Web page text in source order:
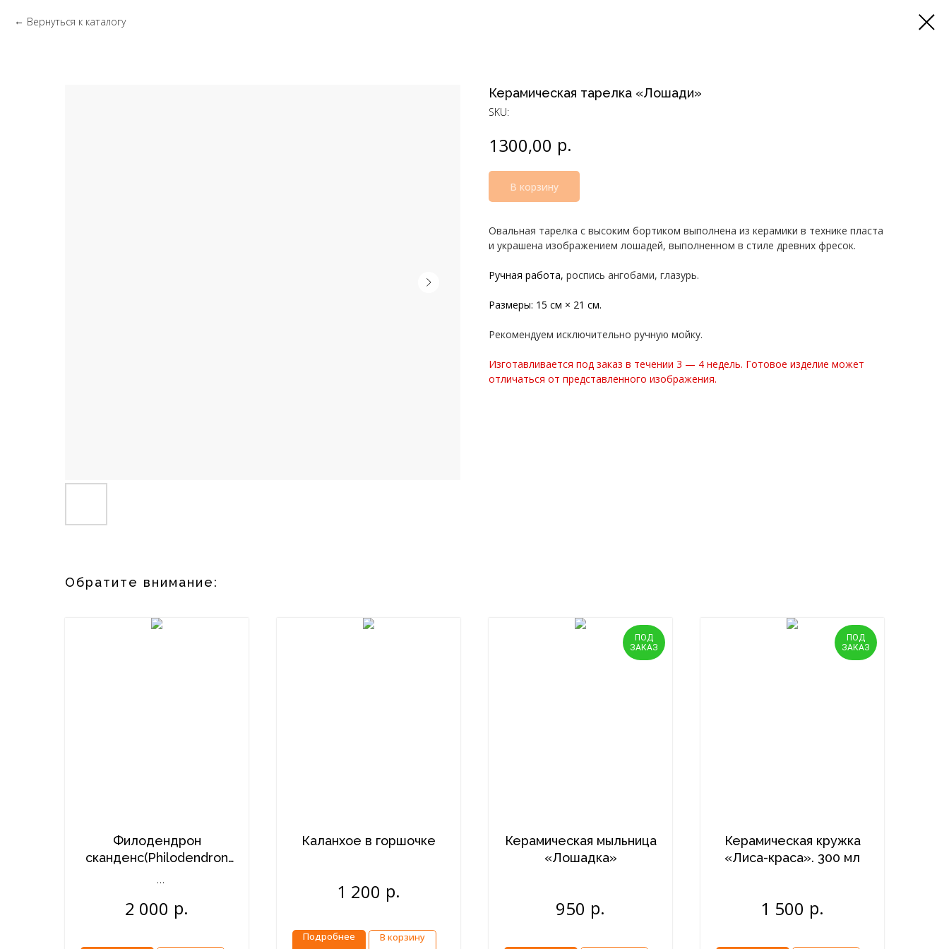
Вернуться к каталогу
Керамическая тарелка «Лошади»
SKU:
1300,00 р.
В корзину
Овальная тарелка с высоким бортиком выполнена из керамики в технике пласта
и украшена изображением лошадей, выполненном в стиле древних фресок.
Ручная работа, роспись ангобами, глазурь.
Размеры: 15 см × 21 см.
Рекомендуем исключительно ручную мойку.
Изготавливается под заказ в течении 3 — 4 недель. Готовое изделие может
отличаться от представленного изображения.
Обратите внимание:
Филодендрон
сканденс(Philodendron
2 000 р.
Каланхое в горшочке
1 200 р.
Подробнее В корзину
ПОД
ЗАКАЗ
Керамическая мыльница
«Лошадка»
950 р.
ПОД
ЗАКАЗ
Керамическая кружка
«Лиса-краса». 300 мл
1 500 р.